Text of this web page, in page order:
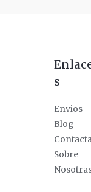
s
Envios
Blog
Sobre